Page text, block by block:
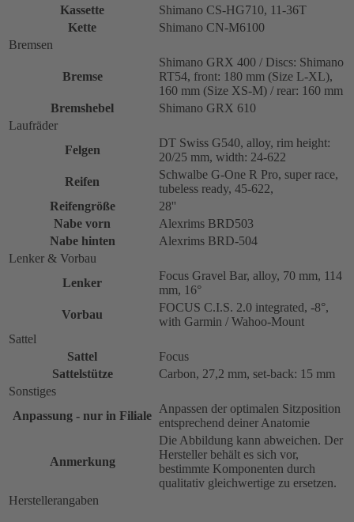
Kassette
Shimano CS-HG710, 11-36T
Kette
Shimano CN-M6100
Bremsen
Bremse
Shimano GRX 400 / Discs: Shimano
RT54, front: 180 mm (Size L-XL),
160 mm (Size XS-M) / rear: 160 mm
Bremshebel
Shimano GRX 610
Laufräder
Felgen
DT Swiss G540, alloy, rim height:
20/25 mm, width: 24-622
Reifen
Schwalbe G-One R Pro, super race,
tubeless ready, 45-622,
Reifengröße
28''
Nabe vorn
Alexrims BRD503
Nabe hinten
Alexrims BRD-504
Lenker & Vorbau
Lenker
Focus Gravel Bar, alloy, 70 mm, 114
mm, 16°
Vorbau
FOCUS C.I.S. 2.0 integrated, -8°,
with Garmin / Wahoo-Mount
Sattel
Sattel
Focus
Sattelstütze
Carbon, 27,2 mm, set-back: 15 mm
Sonstiges
Anpassung - nur in Filiale
Anpassen der optimalen Sitzposition
entsprechend deiner Anatomie
Anmerkung
Die Abbildung kann abweichen. Der
Hersteller behält es sich vor,
bestimmte Komponenten durch
qualitativ gleichwertige zu ersetzen.
Herstellerangaben